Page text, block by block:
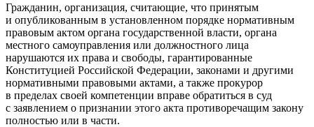
Гражданин, организация, считающие, что принятым
и опубликованным в установленном порядке нормативным
правовым актом органа государственной власти, органа
местного самоуправления или должностного лица
нарушаются их права и свободы, гарантированные
Конституцией Российской Федерации, законами и другими
нормативными правовыми актами, а также прокурор
в пределах своей компетенции вправе обратиться в суд
с заявлением о признании этого акта противоречащим закону
полностью или в части.